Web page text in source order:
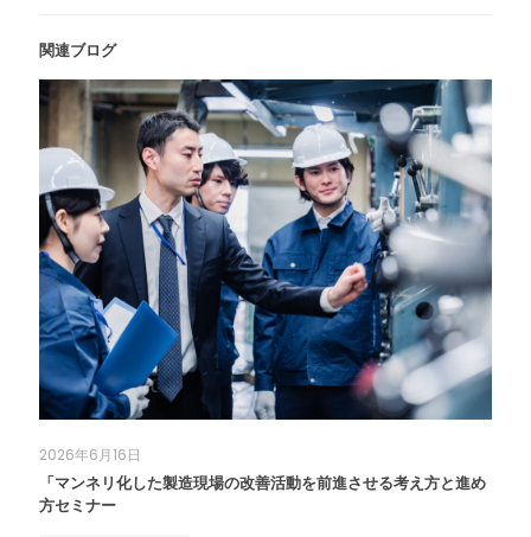
関連ブログ
2026年6月16日
「マンネリ化した製造現場の改善活動を前進させる考え方と進め
方セミナー